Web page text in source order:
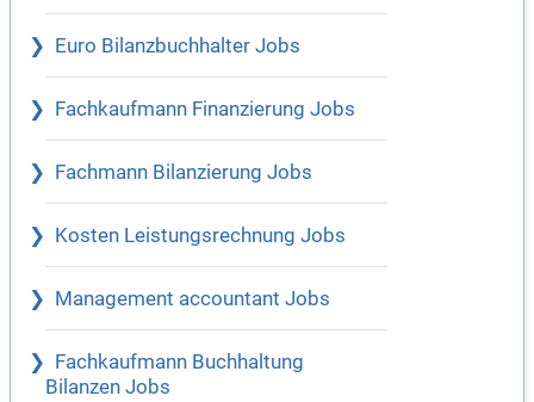
Euro Bilanzbuchhalter Jobs
Fachkaufmann Finanzierung Jobs
Fachmann Bilanzierung Jobs
Kosten Leistungsrechnung Jobs
Management accountant Jobs
Fachkaufmann Buchhaltung
Bilanzen Jobs